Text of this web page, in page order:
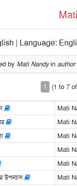
| Language:
by Mati Nandyin author
1 (1 to 7
Mati
Mati
Mati
Mati
Mati
উপন্যাস
Mati